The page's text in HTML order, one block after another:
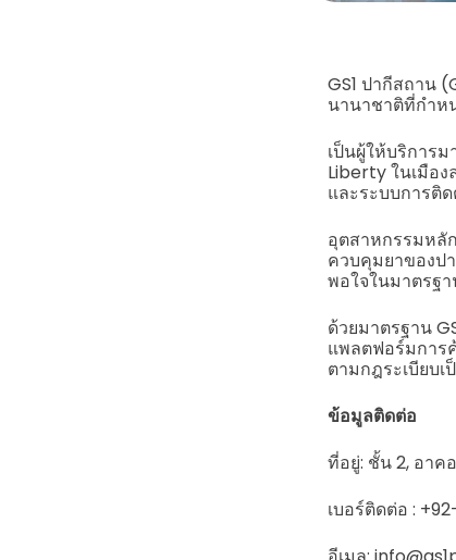
GS1 ปากีสถาน
นานาชาติที่กำห
เป็นผู้ให้บริการม
Liberty ในเมือ
และระบบการติ
อุตสาหกรรมหลั
ควบคุมยาของป
พอใจในมาตรฐ
ด้วยมาตรฐาน
แพลตฟอร์มการ
ตามกฎระเบียบเ
ข้อมูลติดต่อ
ที่อยู่: ชั้น 2, อาค
เบอร์ติดต่อ :